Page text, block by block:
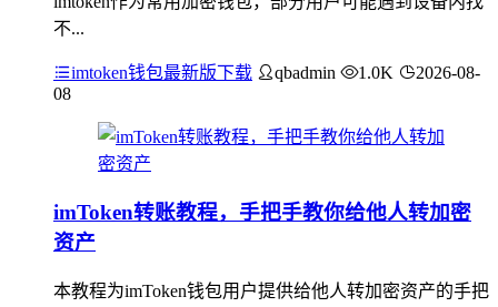
不...
imtoken钱包最新版下载 qbadmin 1.0K
2026-08-
08
imToken转账教程，手把手教你给他人转加密
资产
本教程为imToken钱包用户提供给他人转加密资产的手把